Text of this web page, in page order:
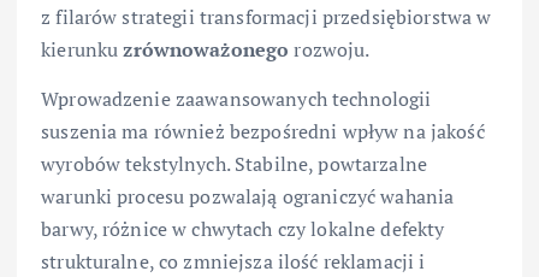
z filarów strategii transformacji przedsiębiorstwa w
kierunkuzrównoważonego rozwoju.
Wprowadzenie zaawansowanych technologii
suszenia ma również bezpośredni wpływ na jakość
wyrobów tekstylnych. Stabilne, powtarzalne
warunki procesu pozwalają ograniczyć wahania
barwy, różnice w chwytach czy lokalne defekty
strukturalne, co zmniejsza ilość reklamacji i